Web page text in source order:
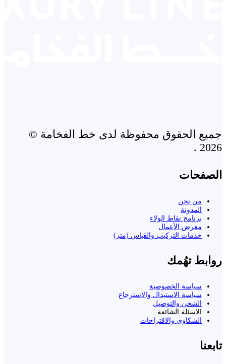
جميع الحقوق محفوظة لدى خط الفخامة ©
2026 .
الصفحات
من نحن
المدونة
برنامج نقاط الولاء
معرض الأعمال
خدمات التركيب والقياس (متر)
روابط تهُمك
سياسة الخصوصية
سياسة الاستبدال والاسترجاع
الشحن والتوصيل
الاسئلة الشائعة
الشكاوى والاقتراحات
تابعنا